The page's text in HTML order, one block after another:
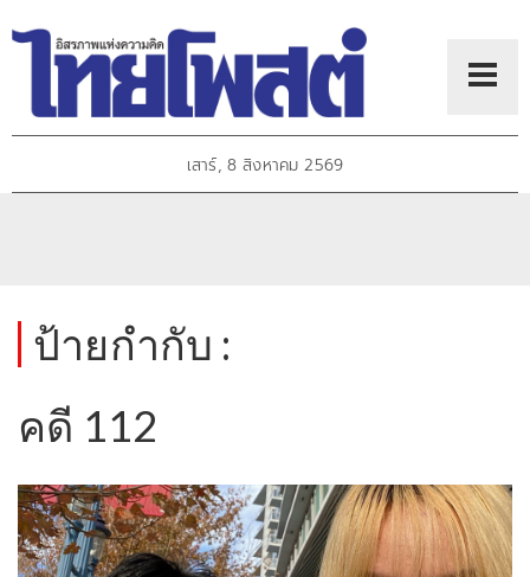
เสาร์, 8 สิงหาคม 2569
ป้ายกำกับ :
คดี 112